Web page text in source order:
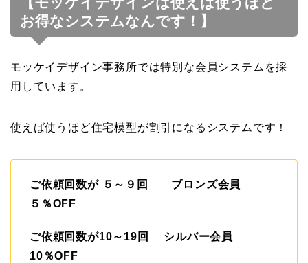
お得なシステムなんです！】
モッケイデザイン事務所では特別な会員システムを採
用しています。
使えば使うほど住宅模型が割引になるシステムです！
ご依頼回数が ５～９回 ブロンズ会員
５％OFF
ご依頼回数が10～19回 シルバー会員
10％OFF